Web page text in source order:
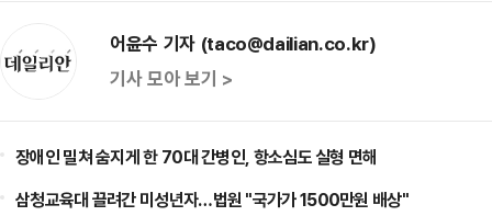
어윤수 기자 (taco@dailian.co.kr)
기사 모아 보기 >
장애인 밀쳐 숨지게 한 70대 간병인, 항소심도 실형 면해
삼청교육대 끌려간 미성년자…법원 "국가가 1500만원 배상"